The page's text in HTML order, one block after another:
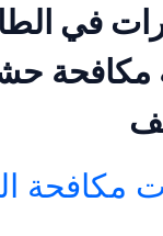
في
مكافحة
مكافحة